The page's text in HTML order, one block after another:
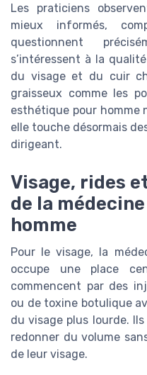
Les praticiens
mieux informés,
questionnent
s’intéressent à la
du visage et du cuir
graisseux comme les
esthétique pour homme
elle touche désormais
dirigeant.
Visage, rides
de la
homme
Pour le visage, la
occupe une place
commencent par des
ou de toxine botulique
du visage plus lourde.
redonner du volume
de leur visage.